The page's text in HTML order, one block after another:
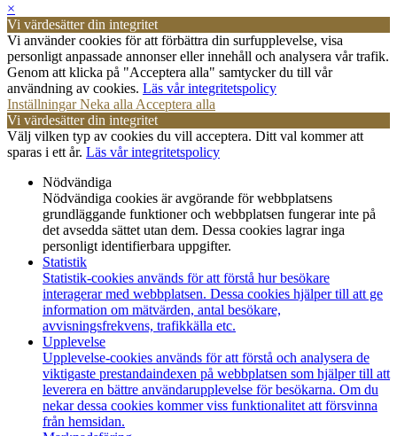
×
Vi värdesätter din integritet
Vi använder cookies för att förbättra din surfupplevelse, visa
personligt anpassade annonser eller innehåll och analysera vår trafik.
Genom att klicka på "Acceptera alla" samtycker du till vår
användning av cookies. Läs vår integritetspolicy
InställningarNeka alla Acceptera alla
Vi värdesätter din integritet
Välj vilken typ av cookies du vill acceptera. Ditt val kommer att
sparas i ett år. Läs vår integritetspolicy
Nödvändiga
Nödvändiga cookies är avgörande för webbplatsens
grundläggande funktioner och webbplatsen fungerar inte på
det avsedda sättet utan dem. Dessa cookies lagrar inga
personligt identifierbara uppgifter.
Statistik
Statistik-cookies används för att förstå hur besökare
interagerar med webbplatsen. Dessa cookies hjälper till att ge
information om mätvärden, antal besökare,
avvisningsfrekvens, trafikkälla etc.
Upplevelse
Upplevelse-cookies används för att förstå och analysera de
viktigaste prestandaindexen på webbplatsen som hjälper till att
leverera en bättre användarupplevelse för besökarna. Om du
nekar dessa cookies kommer viss funktionalitet att försvinna
från hemsidan.